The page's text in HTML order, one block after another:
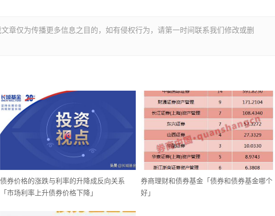
章仅为传播更多信息之目的，如有侵权行为，请第一时间联系我们修改或删
债券价格的涨跌与利率的升降成反向关系
「市场利率上升债券价格下降」
券商理财和债券基金「债券和债券基金哪个
好」